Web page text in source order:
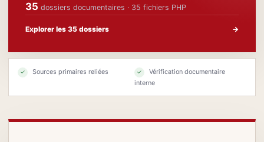
35 dossiers documentaires · 35 fichiers PHP
Explorer les 35 dossiers →
✓ Sources primaires reliées ✓
Vérification documentaire
interne